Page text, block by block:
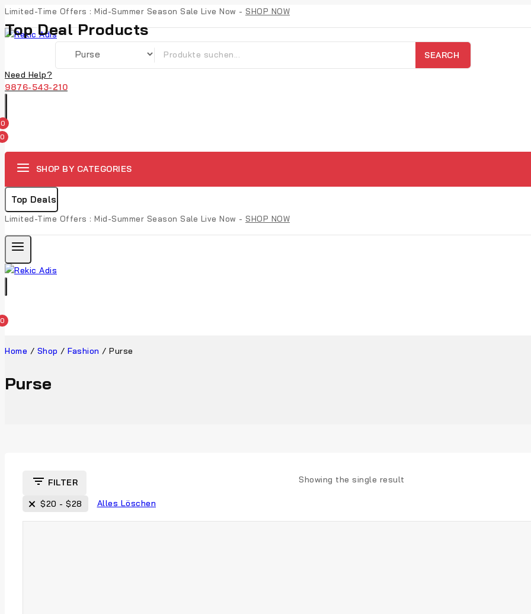
Limited-Time Offers : Mid-Summer Season Sale Live Now - SHOP NOW
SEARCH
Need Help?
9876-543-210
0
0
SHOP BY CATEGORIES
Top Deals
Limited-Time Offers : Mid-Summer Season Sale Live Now - SHOP NOW
0
Home / Shop / Fashion / Purse
Purse
FILTER Showing the single result
$20 - $28 Alles Löschen
Top Deal Products